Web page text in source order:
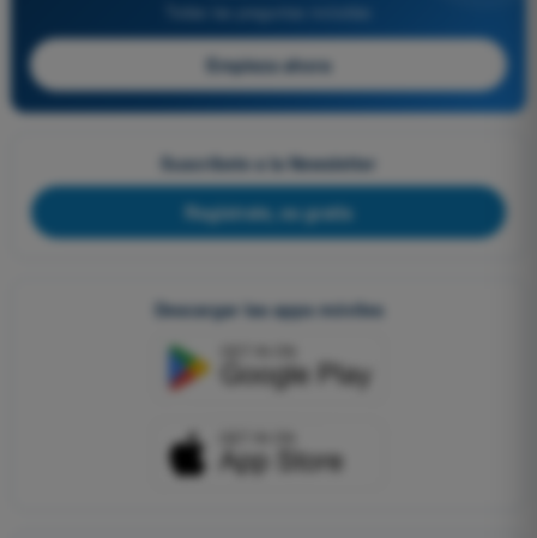
Empieza ahora
Suscríbete a la Newsletter
Regístrate, es gratis
Descargar las apps móviles